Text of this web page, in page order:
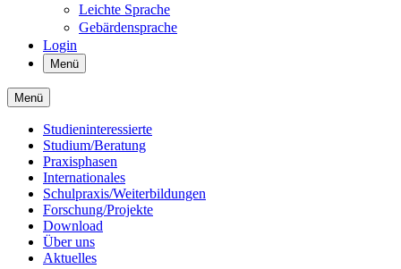
Leichte Sprache
Gebärdensprache
Login
Menü
Menü
Studieninteressierte
Studium/Beratung
Praxisphasen
Internationales
Schulpraxis/Weiterbildungen
Forschung/Projekte
Download
Über uns
Aktuelles